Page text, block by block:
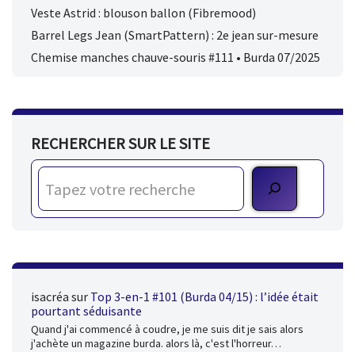
Veste Astrid : blouson ballon (Fibremood)
Barrel Legs Jean (SmartPattern) : 2e jean sur-mesure
Chemise manches chauve-souris #111 • Burda 07/2025
RECHERCHER SUR LE SITE
isacréa sur Top 3-en-1 #101 (Burda 04/15) : l’idée était
pourtant séduisante
Quand j'ai commencé à coudre, je me suis dit je sais alors
j'achète un magazine burda. alors là, c'est l'horreur…